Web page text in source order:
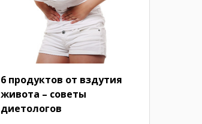
6 продуктов от вздутия
живота – советы
диетологов